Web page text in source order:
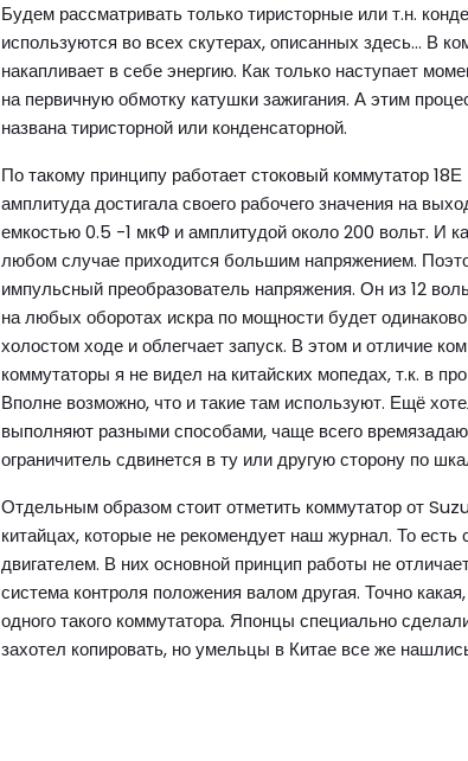
Будем рассматривать только тиристорные или т.н.
используются во всех скутерах, описанных здесь… В
накапливает в себе энергию. Как только наступает
на первичную обмотку катушки зажигания. А этим
названа тиристорной или конденсаторной.
По такому принципу работает стоковый коммутатор
амплитуда достигала своего рабочего значения на
емкостью 0.5 -1 мкФ и амплитудой около 200 вольт. И
любом случае приходится большим напряжением.
импульсный преобразователь напряжения. Он из 12
на любых оборотах искра по мощности будет
холостом ходе и облегчает запуск. В этом и отличие
коммутаторы я не видел на китайских мопедах, т.к. в
Вполне возможно, что и такие там используют. Ещё
выполняют разными способами, чаще всего
ограничитель сдвинется в ту или другую сторону по
Отдельным образом стоит отметить коммутатор от
китайцах, которые не рекомендует наш журнал. То есть
двигателем. В них основной принцип работы не
система контроля положения валом другая. Точно
одного такого коммутатора. Японцы специально
захотел копировать, но умельцы в Китае все же